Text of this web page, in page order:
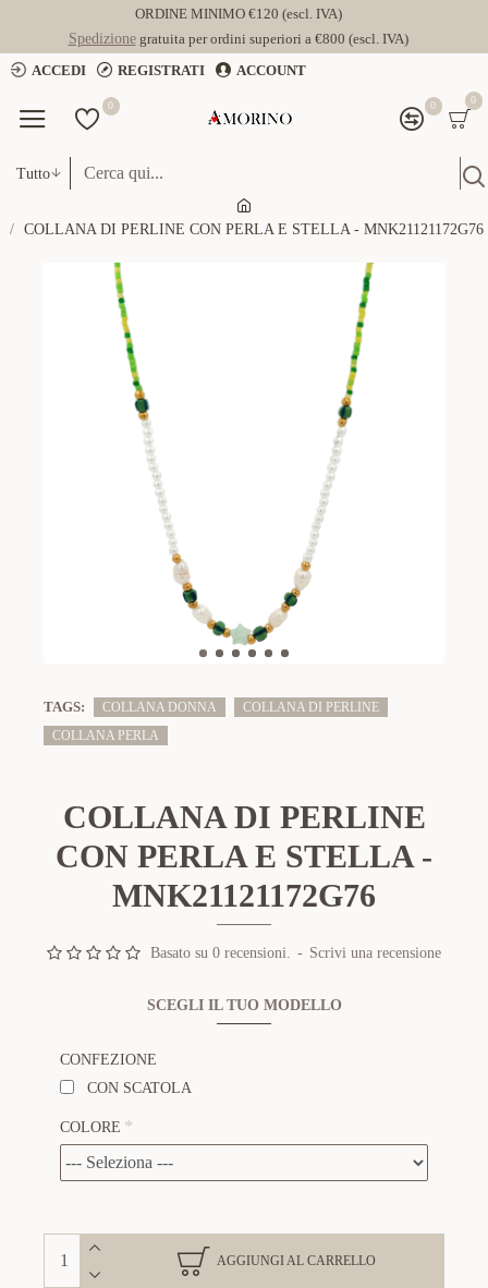
ORDINE MINIMO €120 (escl. IVA)
Spedizionegratuita per ordini superiori a €800 (escl. IVA)
ACCEDI
REGISTRATI ACCOUNT
0 0 0
Tutto
COLLANA DI PERLINE CON PERLA E STELLA - MNK21121172G76
TAGS: COLLANA DONNA
COLLANA DI PERLINE
COLLANA PERLA
COLLANA DI PERLINE
CON PERLA E STELLA -
MNK21121172G76
Basato su 0 recensioni. - Scrivi una recensione
SCEGLI IL TUO MODELLO
CONFEZIONE
CON SCATOLA
COLORE
AGGIUNGI AL CARRELLO